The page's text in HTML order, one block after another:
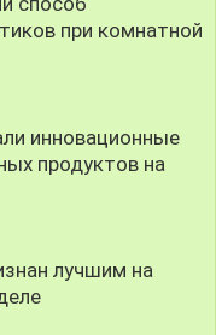
при комнатной
инновационные
продуктов на
лучшим на